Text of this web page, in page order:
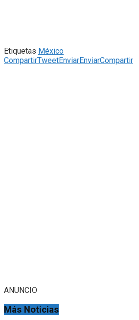
Etiquetas México
CompartirTweetEnviarEnviarCompartir
ANUNCIO
Más Noticias